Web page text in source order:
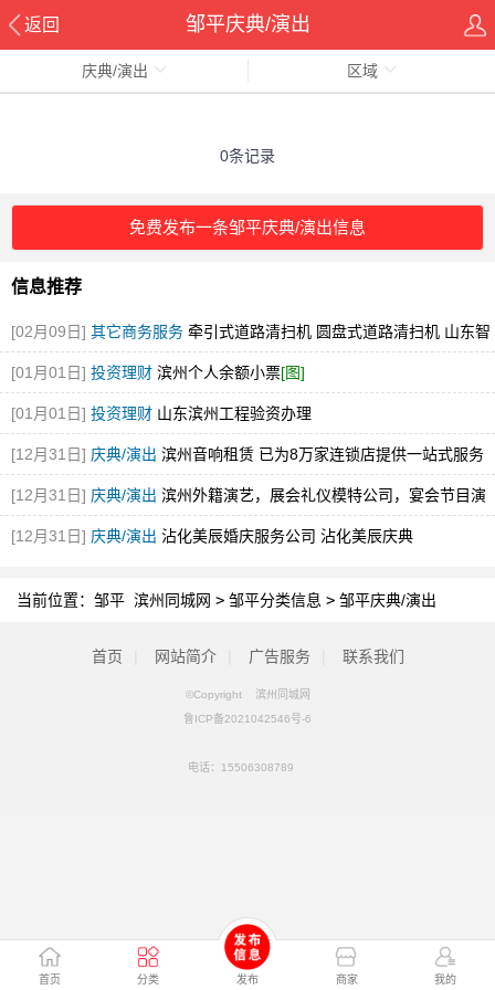
返回 邹平庆典/演出
首页 分类 发布 商家 我的
庆典/演出 区域
0条记录
免费发布一条邹平庆典/演出信息
信息推荐
[02月09日] 其它商务服务 牵引式道路清扫机 圆盘式道路清扫机 山东智
行环卫 厂家直销[图]
[01月01日] 投资理财 滨州个人余额小票[图]
[01月01日] 投资理财 山东滨州工程验资办理
[12月31日] 庆典/演出 滨州音响租赁 已为8万家连锁店提供一站式服务
[图]
[12月31日] 庆典/演出 滨州外籍演艺，展会礼仪模特公司，宴会节目演
出，舞蹈
[12月31日] 庆典/演出 沾化美辰婚庆服务公司 沾化美辰庆典
当前位置： 邹平 滨州同城网 > 邹平分类信息 > 邹平庆典/演出
首页 网站简介 广告服务 联系我们
©Copyright 滨州同城网
鲁ICP备2021042546号-6
电话： 15506308789